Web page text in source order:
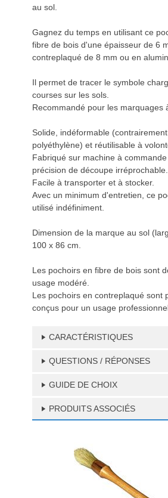
au sol.
Gagnez du temps en utilisant ce
fibre de bois d'une épaisseur de 6
contreplaqué de 8 mm ou en
Il permet de tracer le symbole
courses sur les sols.
Recommandé pour les marquages
Solide, indéformable
polyéthylène) et réutilisable à
Fabriqué sur machine à
précision de découpe irréprochable.
Facile à transporter et à stocker.
Avec un minimum d'entretien, ce
utilisé indéfiniment.
Dimension de la marque au sol
100 x 86 cm.
Les pochoirs en fibre de bois sont
usage modéré.
Les pochoirs en contreplaqué sont
conçus pour un usage
CARACTÉRISTIQUES
QUESTIONS / RÉPONSES
GUIDE DE CHOIX
PRODUITS ASSOCIÉS